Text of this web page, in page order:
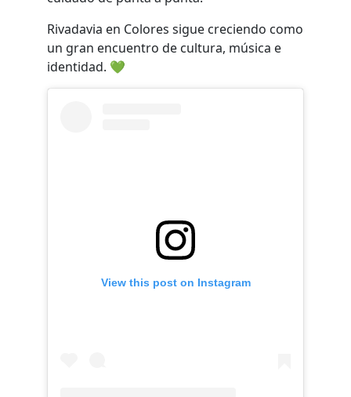
Rivadavia en Colores sigue creciendo como
un gran encuentro de cultura, música e
identidad. 💚
View this post on Instagram